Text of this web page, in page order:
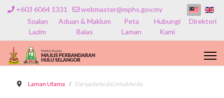
+603 6064 1331
webmaster@mphs.gov.my
Soalan
Lazim
Aduan & Maklum
Balas
Peta
Laman
Hubungi
Kami
Direktori
Laman Utama DaripadaAndaUntukAnda